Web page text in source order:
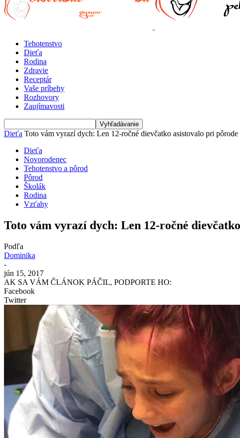
Tehotenstvo
Dieťa
Rodina
Zdravie
Receptár
Vaše príbehy
Rozhovory
Zaujímavosti
Dieťa Toto vám vyrazí dych: Len 12-ročné dievčatko asistovalo pri pôrode
Dieťa
Novorodenec
Tehotenstvo a pôrod
Pôrod
Školák
Rodina
Vzťahy
Toto vám vyrazí dych: Len 12-ročné
Podľa
Dominika
-
jún 15, 2017
AK SA VÁM ČLÁNOK PÁČIL, PODPORTE HO:
Facebook
Twitter